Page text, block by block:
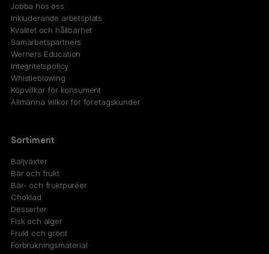
Jobba hos oss
Inkluderande arbetsplats
Kvalitet och hållbarhet
Samarbetspartners
Werners Education
Integritetspolicy
Whistleblowing
Köpvillkor för konsument
Allmänna villkor för företagskunder
Sortiment
Baljväxter
Bär och frukt
Bär- och fruktpuréer
Choklad
Desserter
Fisk och alger
Frukt och grönt
Förbrukningsmaterial